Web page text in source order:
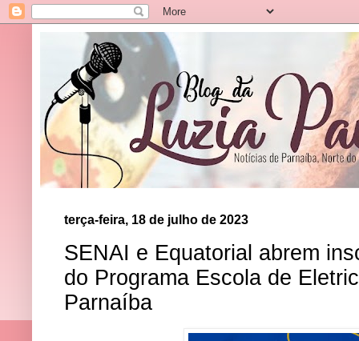
terça-feira, 18 de julho de 2023
SENAI e Equatorial abrem
do Programa Escola de
Parnaíba